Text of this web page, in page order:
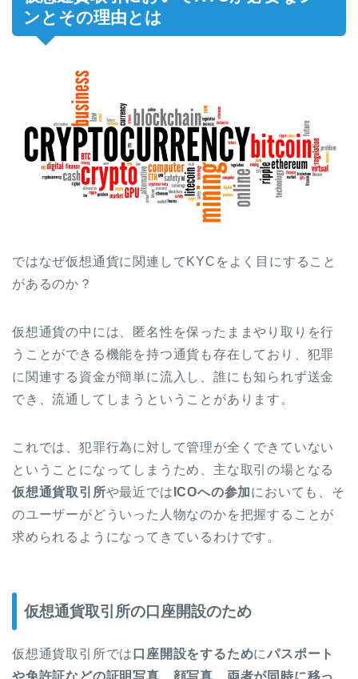
ンとその理由とは
ではなぜ仮想通貨に関連してKYCをよく目にすること
があるのか？
仮想通貨の中には、匿名性を保ったままやり取りを行
うことができる機能を持つ通貨も存在しており、犯罪
に関連する資金が簡単に流入し、誰にも知られず送金
でき、流通してしまうということがあります。
これでは、犯罪行為に対して管理が全くできていない
ということになってしまうため、主な取引の場となる
仮想通貨取引所や最近では ICOへの参加においても、そ
のユーザーがどういった人物なのかを把握することが
求められるようになってきているわけです。
仮想通貨取引所の口座開設のため
仮想通貨取引所では 口座開設をするためにパスポート
や免許証などの証明写真、顔写真、両者が同時に移っ